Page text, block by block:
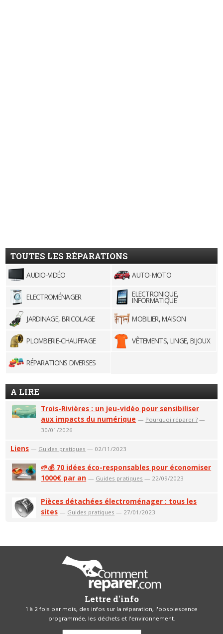
TOUTES LES RÉPARATIONS
AUDIO-VIDÉO AUTO-MOTO
ELECTROMÉNAGER ELECTRONIQUE,
INFORMATIQUE
JARDINAGE, BRICOLAGE
MOBILIER, MAISON
PLOMBERIE-CHAUFFAGE VÊTEMENTS, LINGE, BIJOUX
RÉPARATIONS DIVERSES
A LIRE
Trois-Rivières : un jeu-vidéo pour sensibiliser
aux impacts du numérique — Pourquoi réparer ? —
30/01/2026
Liens — Guides pratiques — 02/11/2023
🌱💰 70 idées éco-responsables pour économiser
1000€ par an — Guides pratiques — 22/09/2023
Pièces détachées électroménager : tous les
sites — Guides pratiques — 27/01/2023
Lettre d'info
1 à 2 fois par mois, des infos sur la réparation, l'obsolescence
programmée, les déchets et l'environnement.